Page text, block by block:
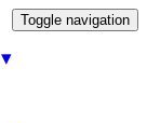
Toggle navigation